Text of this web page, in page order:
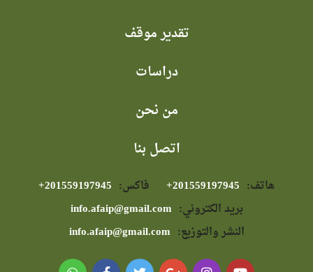
تقدير موقف
دراسات
من نحن
اتصل بنا
هاتف: فاكس:
بريد الكتروني: info.afaip@gmail.com
النشر والتوزيع: info.afaip@gmail.com